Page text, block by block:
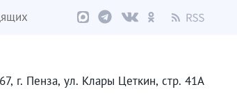
г. Пенза, ул. Клары Цеткин, стр. 41А